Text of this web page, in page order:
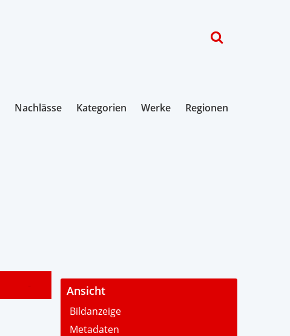
Nachlässe Kategorien Werke Regionen
- Ansicht
Bildanzeige
Metadaten